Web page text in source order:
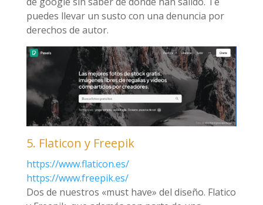
puedes llevar un susto con una denuncia por
derechos de autor.
5. Flaticon y Freepik
https://www.flaticon.es/
https://www.freepik.es/
Dos de nuestros «must have» del diseño. Flatico